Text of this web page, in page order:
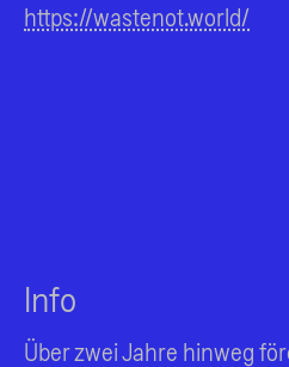
https://wastenot.world/
Info
Über zwei Jahre hinweg